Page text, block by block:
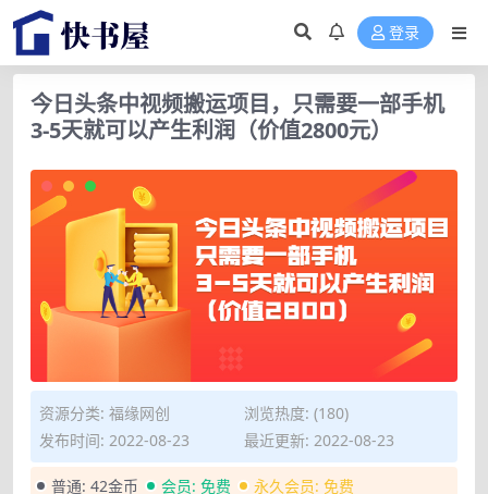
登录
今日头条中视频搬运项目，只需要一部手机
3-5天就可以产生利润（价值2800元）
资源分类: 福缘网创
浏览热度: (180)
发布时间: 2022-08-23
最近更新: 2022-08-23
普通: 42金币 会员: 免费 永久会员: 免费